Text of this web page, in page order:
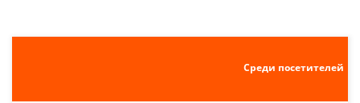
Среди посетителей